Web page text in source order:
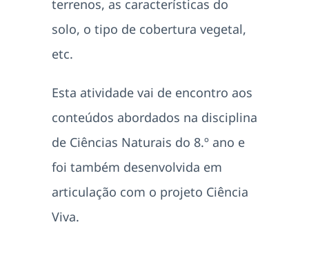
terrenos, as características do
solo, o tipo de cobertura vegetal,
etc.
Esta atividade vai de encontro aos
conteúdos abordados na disciplina
de Ciências Naturais do 8.º ano e
foi também desenvolvida em
articulação com o projeto Ciência
Viva.